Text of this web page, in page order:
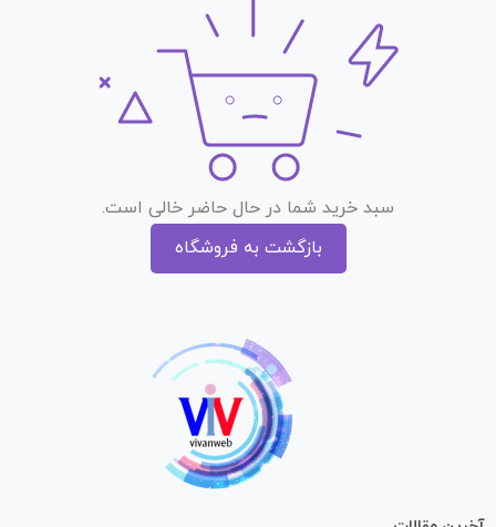
سبد خرید شما در حال حاضر خالی است.
بازگشت به فروشگاه